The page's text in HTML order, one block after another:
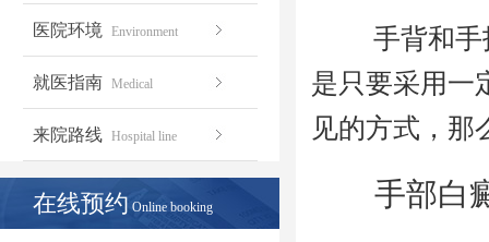
医院环境 Environment
就医指南 Medical
来院路线 Hospital line
在线预约 Online booking
手背和手指
是只要采用一
见的方式，那
手部白癜